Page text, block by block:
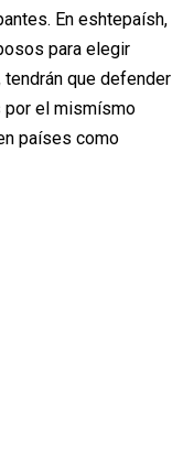
En eshtepaísh,
para elegir
que defender
por el mismísmo
países como